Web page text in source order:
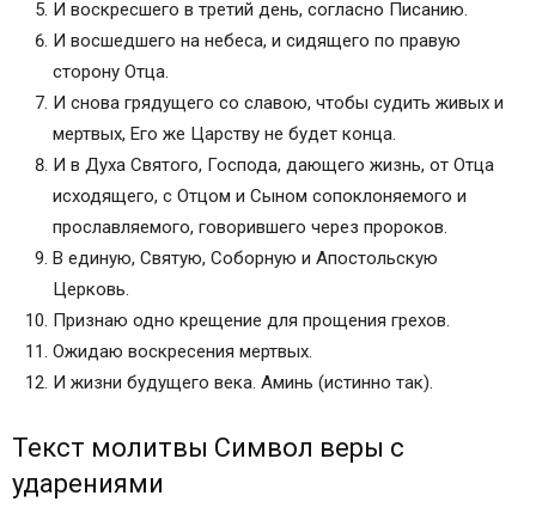
И воскресшего в третий день, согласно Писанию.
И восшедшего на небеса, и сидящего по правую
сторону Отца.
И снова грядущего со славою, чтобы судить живых и
мертвых, Его же Царству не будет конца.
И в Духа Святого, Господа, дающего жизнь, от Отца
исходящего, с Отцом и Сыном сопоклоняемого и
прославляемого, говорившего через пророков.
В единую, Святую, Соборную и Апостольскую
Церковь.
Признаю одно крещение для прощения грехов.
Ожидаю воскресения мертвых.
И жизни будущего века. Аминь (истинно так).
Текст молитвы Символ веры с
ударениями